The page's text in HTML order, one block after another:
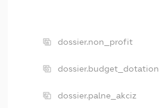
dossier.non_profit
dossier.budget_dotation
dossier.palne_akciz